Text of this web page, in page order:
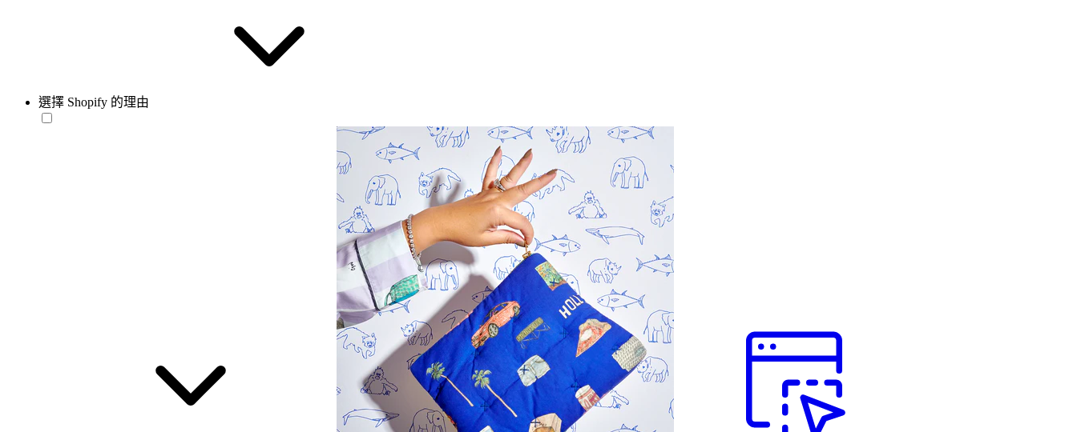
選擇 Shopify 的理由